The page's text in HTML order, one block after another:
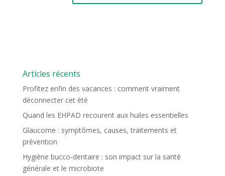
Articles récents
Profitez enfin des vacances : comment vraiment
déconnecter cet été
Quand les EHPAD recourent aux huiles essentielles
Glaucome : symptômes, causes, traitements et
prévention
Hygiène bucco-dentaire : son impact sur la santé
générale et le microbiote